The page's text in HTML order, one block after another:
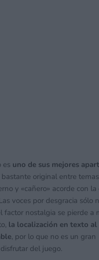
es uno de sus mejores
original entre
y «cañero» acorde con
voces por desgracia sólo
factor nostalgia se pierde a
la localización en texto al
, por lo que no es un gran
del juego.